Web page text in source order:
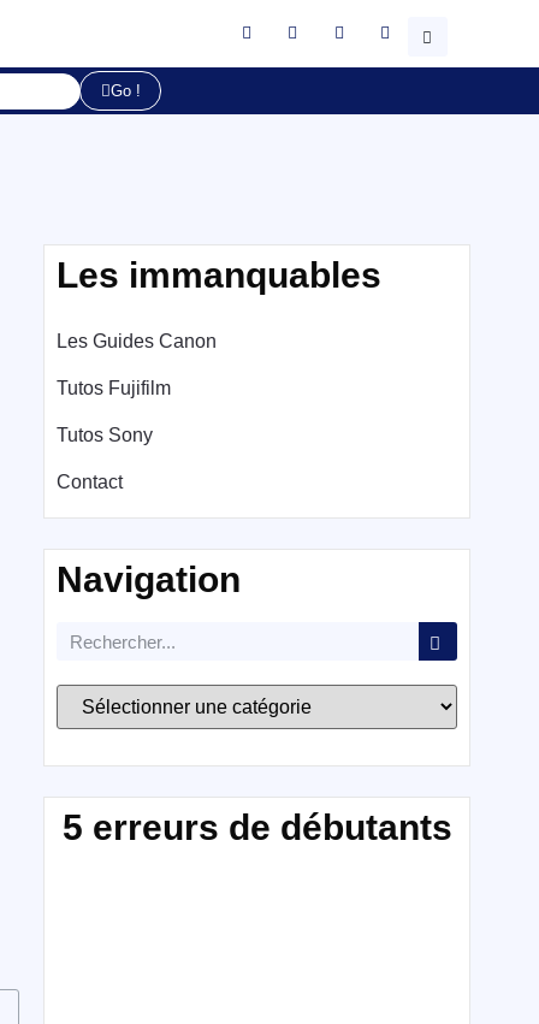
Go !
Les immanquables
Les Guides Canon
Tutos Fujifilm
Tutos Sony
Contact
Navigation
5 erreurs de débutants